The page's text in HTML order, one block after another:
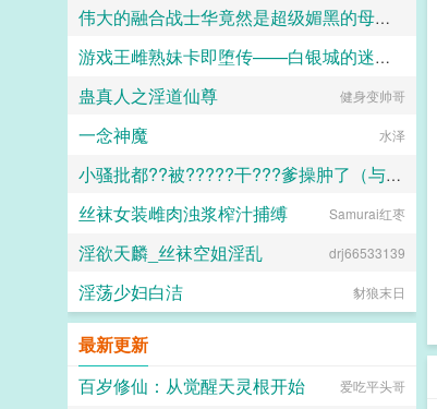
火锅气候
伟大的融合战士华竟然是超级媚黑的母猪便器这件事
嘿嘿嘿
游戏王雌熟妹卡即堕传——白银城的迷宫主?拉比丽斯篇
丁骨
蛊真人之淫道仙尊 健身变帅哥
一念神魔 水泽
小骚批都??被?????干???爹操肿了（与狼共枕）
百无禁忌
丝袜女装雌肉浊浆榨汁捕缚 Samurai红枣
淫欲天麟_丝袜空姐淫乱 drj66533139
淫荡少妇白洁 豺狼末日
最新更新
百岁修仙：从觉醒天灵根开始
爱吃平头哥